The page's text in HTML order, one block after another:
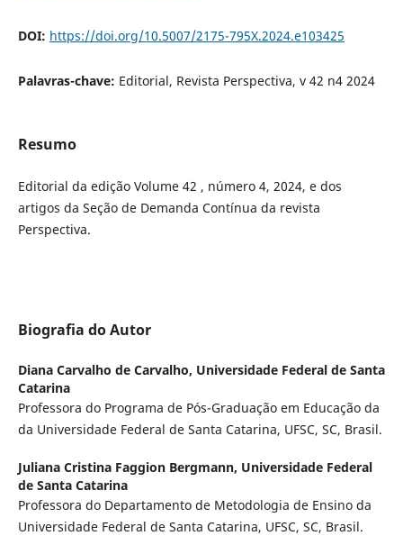
DOI: https://doi.org/10.5007/2175-795X.2024.e103425
Palavras-chave: Editorial, Revista Perspectiva, v 42 n4 2024
Resumo
Editorial da edição Volume 42 , número 4, 2024, e dos
artigos da Seção de Demanda Contínua da revista
Perspectiva.
Biografia do Autor
Diana Carvalho de Carvalho, Universidade Federal de Santa
Catarina
Professora do Programa de Pós-Graduação em Educação da
da Universidade Federal de Santa Catarina, UFSC, SC, Brasil.
Juliana Cristina Faggion Bergmann, Universidade Federal
de Santa Catarina
Professora do Departamento de Metodologia de Ensino da
Universidade Federal de Santa Catarina, UFSC, SC, Brasil.